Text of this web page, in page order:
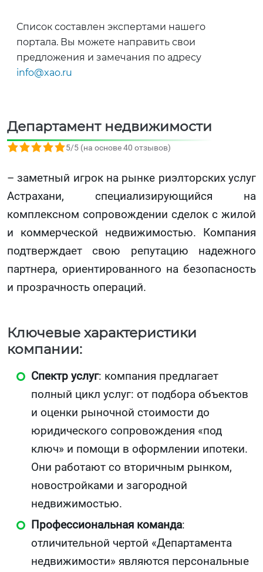
Список составлен экспертами нашего
портала. Вы можете направить свои
предложения и замечания по адресу
info@xao.ru
Департамент недвижимости
5,0 rating based on 40 ratings5/5 (на основе 40 отзывов)
– заметный игрок на рынке риэлторских услуг
Астрахани, специализирующийся на
комплексном сопровождении сделок с жилой
и коммерческой недвижимостью. Компания
подтверждает свою репутацию надежного
партнера, ориентированного на безопасность
и прозрачность операций.
Ключевые характеристики
компании:
Спектр услуг: компания предлагает
полный цикл услуг: от подбора объектов
и оценки рыночной стоимости до
юридического сопровождения «под
ключ» и помощи в оформлении ипотеки.
Они работают со вторичным рынком,
новостройками и загородной
недвижимостью.
Профессиональная команда:
отличительной чертой «Департамента
недвижимости» являются персональные